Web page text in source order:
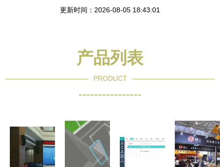
更新时间：2026-08-05 18:43:01
产品列表
PRODUCT
----------------